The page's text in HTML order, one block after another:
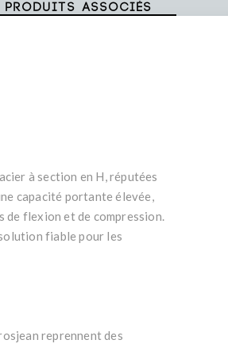
Produits associés
à section en H, réputées
capacité portante élevée,
flexion et de compression.
fiable pour les
reprennent des